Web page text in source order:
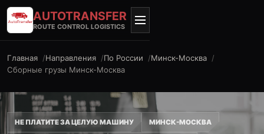
AUTOTRANSFER
ROUTE CONTROL LOGISTICS
Главная Направления По России
Минск-Москва
Сборные грузы Минск-Москва
НЕ ПЛАТИТЕ ЗА ЦЕЛУЮ МАШИНУ МИНСК-МОСКВА